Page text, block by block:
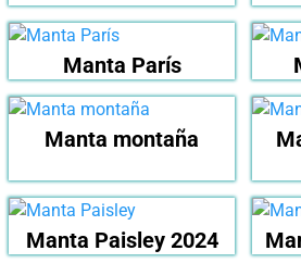
Manta París
Manta montaña
Manta Paisley 2024